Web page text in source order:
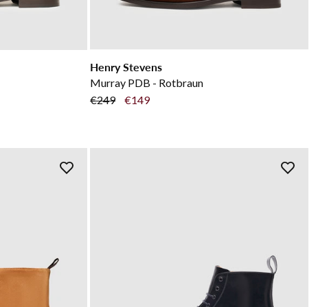
Henry Stevens
Murray PDB - Rotbraun
€249
€149